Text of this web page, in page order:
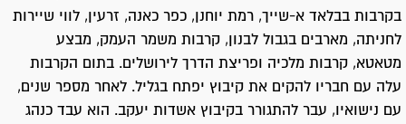
בקרבות בבלאד א-שייך, רמת יוחנן, כפר כאנה, זרעין, לווי שיירות
לחניתה, מארבים בגבול לבנון, קרבות משמר העמק, מבצע
מטאטא, קרבות מלכיה ופריצת הדרך לירושלים. בתום הקרבות
עלה עם חבריו להקים את קיבוץ יפתח בגליל. לאחר מספר שנים,
עם נישואיו, עבר להתגורר בקיבוץ אשדות יעקב. הוא עבד כנהג